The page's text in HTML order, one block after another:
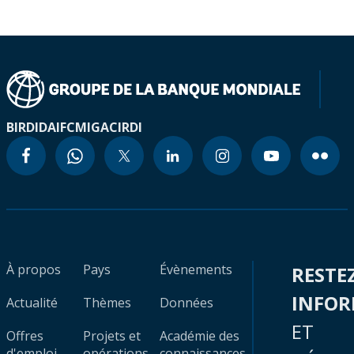
BIRDIDAIFCMIGACIRDI
À propos
Actualité
Offres
Pays
Thèmes
Projets et
Évènements
Données
Académie des
ET